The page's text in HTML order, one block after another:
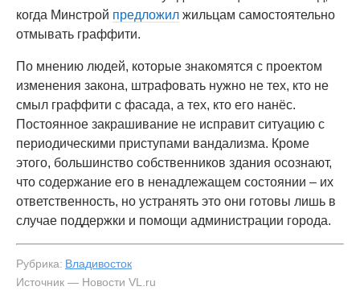
когда Минстрой предложил жильцам самостоятельно
отмывать граффити.
По мнению людей, которые знакомятся с проектом
изменения закона, штрафовать нужно не тех, кто не
смыл граффити с фасада, а тех, кто его нанёс.
Постоянное закрашивание не исправит ситуацию с
периодическими приступами вандализма. Кроме
этого, большинство собственников здания осознают,
что содержание его в ненадлежащем состоянии – их
ответственность, но устранять это они готовы лишь в
случае поддержки и помощи администрации города.
Рубрика: Владивосток
Источник — Новости VL.ru